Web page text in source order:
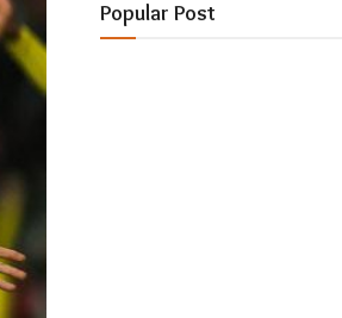
Popular Post